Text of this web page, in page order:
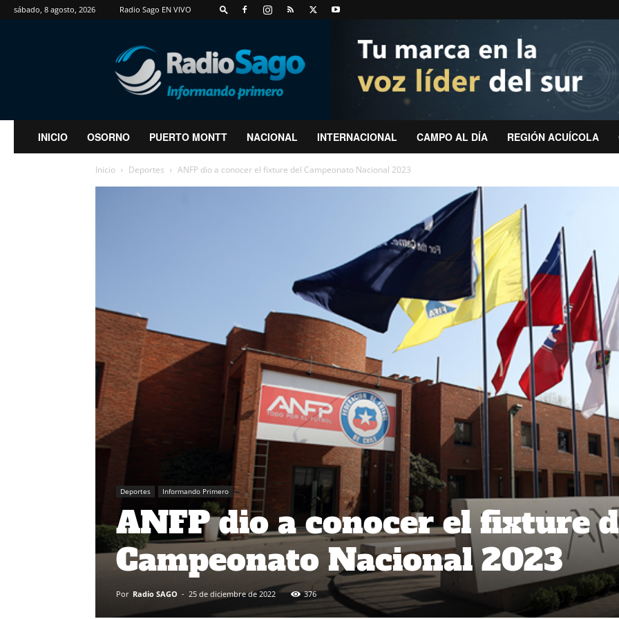
sábado, 8 agosto, 2026 Radio Sago EN VIVO
RadioSago
INICIO OSORNO PUERTO MONTT NACIONAL INTERNACIONAL CAMPO AL DÍA REGIÓN ACUÍCOLA
Inicio Deportes ANFP dio a conocer el fixture del Campeonato Nacional 2023
Deportes Informando Primero
ANFP dio a conocer el fixture
Campeonato Nacional 2023
Por Radio SAGO - 25 de diciembre de 2022 376